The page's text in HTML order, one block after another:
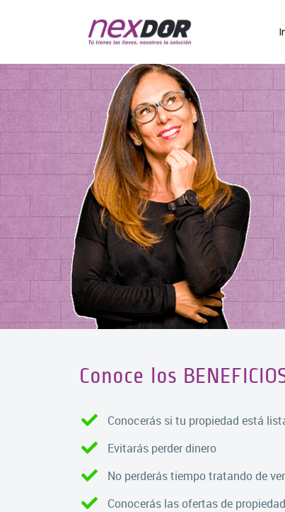
Conoce los
Conocerás si tu propiedad está
Evitarás perder dinero
No perderás tiempo tratando de
Conocerás las ofertas de